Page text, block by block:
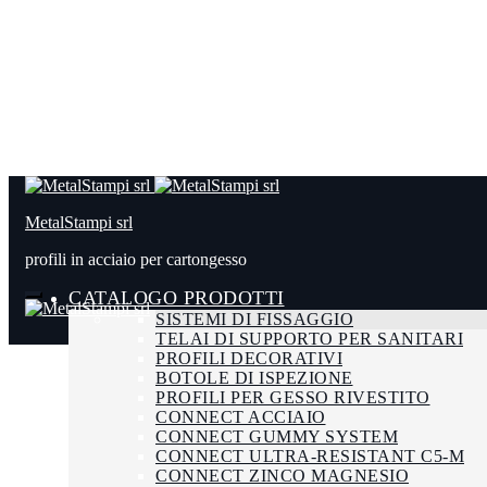
MetalStampi srl
profili in acciaio per cartongesso
CATALOGO PRODOTTI
SISTEMI DI FISSAGGIO
TELAI DI SUPPORTO PER SANITARI
PROFILI DECORATIVI
BOTOLE DI ISPEZIONE
PROFILI PER GESSO RIVESTITO
CONNECT ACCIAIO
CONNECT GUMMY SYSTEM
CONNECT ULTRA-RESISTANT C5-M
CONNECT ZINCO MAGNESIO